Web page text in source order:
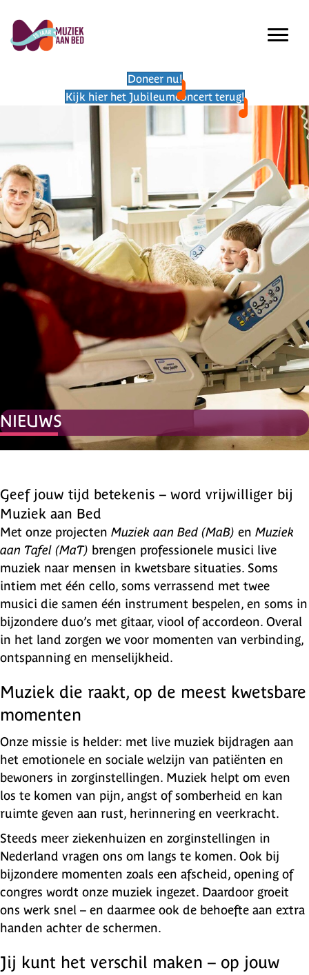
Doneer nu!
Kijk hier het Jubileumconcert terug!
NIEUWS
Geef jouw tijd betekenis – word vrijwilliger bij
Muziek aan Bed
Met onze projecten Muziek aan Bed (MaB) en Muziek
aan Tafel (MaT) brengen professionele musici live
muziek naar mensen in kwetsbare situaties. Soms
intiem met één cello, soms verrassend met twee
musici die samen één instrument bespelen, en soms in
bijzondere duo’s met gitaar, viool of accordeon. Overal
in het land zorgen we voor momenten van verbinding,
ontspanning en menselijkheid.
Muziek die raakt, op de meest kwetsbare
momenten
Onze missie is helder: met live muziek bijdragen aan
het emotionele en sociale welzijn van patiënten en
bewoners in zorginstellingen. Muziek helpt om even
los te komen van pijn, angst of somberheid en kan
ruimte geven aan rust, herinnering en veerkracht.
Steeds meer ziekenhuizen en zorginstellingen in
Nederland vragen ons om langs te komen. Ook bij
bijzondere momenten zoals een afscheid, opening of
congres wordt onze muziek ingezet. Daardoor groeit
ons werk snel – en daarmee ook de behoefte aan extra
handen achter de schermen.
Jij kunt het verschil maken – op jouw